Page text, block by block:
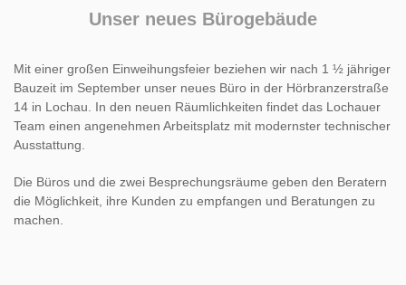
Unser neues Bürogebäude
Mit einer großen Einweihungsfeier beziehen wir nach 1 ½ jähriger
Bauzeit im September unser neues Büro in der Hörbranzerstraße
14 in Lochau. In den neuen Räumlichkeiten findet das Lochauer
Team einen angenehmen Arbeitsplatz mit modernster technischer
Ausstattung.
Die Büros und die zwei Besprechungsräume geben den Beratern
die Möglichkeit, ihre Kunden zu empfangen und Beratungen zu
machen.